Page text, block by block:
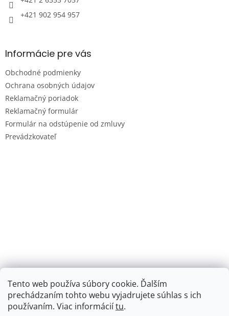
Tento web používa súbory cookie. Ďalším
prechádzaním tohto webu vyjadrujete súhlas s ich
používaním. Viac informáciítu.
+421 902 954 957
Informácie pre vás
Obchodné podmienky
Ochrana osobných údajov
Reklamačný poriadok
Reklamačný formulár
Formulár na odstúpenie od zmluvy
Prevádzkovateľ